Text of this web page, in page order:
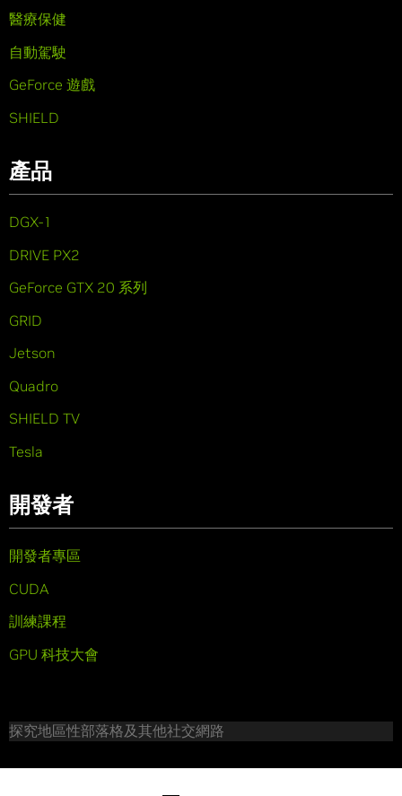
醫療保健
自動駕駛
GeForce 遊戲
SHIELD
產品
DGX-1
DRIVE PX2
GeForce GTX 20 系列
GRID
Jetson
Quadro
SHIELD TV
Tesla
開發者
開發者專區
CUDA
訓練課程
GPU 科技大會
探究地區性部落格及其他社交網路